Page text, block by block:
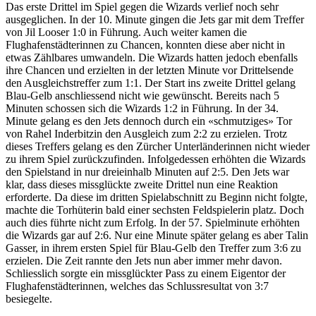
Das erste Drittel im Spiel gegen die Wizards verlief noch sehr
ausgeglichen. In der 10. Minute gingen die Jets gar mit dem Treffer
von Jil Looser 1:0 in Führung. Auch weiter kamen die
Flughafenstädterinnen zu Chancen, konnten diese aber nicht in
etwas Zählbares umwandeln. Die Wizards hatten jedoch ebenfalls
ihre Chancen und erzielten in der letzten Minute vor Drittelsende
den Ausgleichstreffer zum 1:1. Der Start ins zweite Drittel gelang
Blau-Gelb anschliessend nicht wie gewünscht. Bereits nach 5
Minuten schossen sich die Wizards 1:2 in Führung. In der 34.
Minute gelang es den Jets dennoch durch ein «schmutziges» Tor
von Rahel Inderbitzin den Ausgleich zum 2:2 zu erzielen. Trotz
dieses Treffers gelang es den Zürcher Unterländerinnen nicht wieder
zu ihrem Spiel zurückzufinden. Infolgedessen erhöhten die Wizards
den Spielstand in nur dreieinhalb Minuten auf 2:5. Den Jets war
klar, dass dieses missglückte zweite Drittel nun eine Reaktion
erforderte. Da diese im dritten Spielabschnitt zu Beginn nicht folgte,
machte die Torhüterin bald einer sechsten Feldspielerin platz. Doch
auch dies führte nicht zum Erfolg. In der 57. Spielminute erhöhten
die Wizards gar auf 2:6. Nur eine Minute später gelang es aber Talin
Gasser, in ihrem ersten Spiel für Blau-Gelb den Treffer zum 3:6 zu
erzielen. Die Zeit rannte den Jets nun aber immer mehr davon.
Schliesslich sorgte ein missglückter Pass zu einem Eigentor der
Flughafenstädterinnen, welches das Schlussresultat von 3:7
besiegelte.